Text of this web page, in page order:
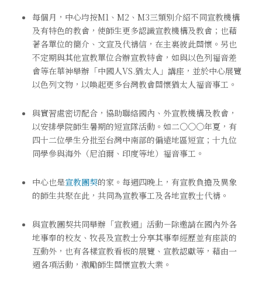
每個月，中心均按M1、M2、M3三類別介紹不同宣教機構
及有特色的教會，使師生更多認識宣教機構及教會；也藉
著各單位的簡介、文宣及代禱信，在主裏彼此關懷。另也
不定期與其他宣教單位合辦宣教特會，如與以色列福音差
會等在華神舉辦「中國人VS.猶太人」講座，並於中心展覽
以色列文物，以喚起更多台灣教會關懷猶太人福音事工。
與實習處密切配合，協助聯絡國內、外宣教機構及教會，
以安排學院師生暑期的短宣隊活動。如二○○○年夏，有
四十二位學生分批至台灣中南部的偏遠地區短宣；十九位
同學參與海外（尼泊爾、印度等地）福音事工。
中心也是宣教團契的家。每週四晚上，有宣教負擔及異象
的師生共聚在此，共同為宣教事工及各地宣教士代禱。
與宣教團契共同舉辦「宣教週」活動－除邀請在國內外各
地事奉的校友、牧長及宣教士分享其事奉經歷並有座談的
互動外，也有各樣宣教看板的展覽、宣教認獻等，藉由一
週各項活動，激勵師生關懷宣教大業。